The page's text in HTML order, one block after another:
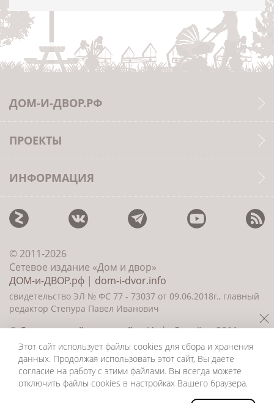
ДОМ-И-ДВОР.РФ
ПРОЕКТЫ
ИНФОРМАЦИЯ
© 2011-2026
Сетевое издание «Дом и двор»
ДОМ-и-ДВОР.рф | dom-i-dvor.info
свидетельство ЭЛ № ФС 77 - 73037 от 09.06.2018г., главный
редактор Степура Павел Иванович
©Создание сайта и дизайн«ИнфоДизайн» 2011—
2026
Этот сайт использует файлы cookies для сбора и хранения
данных. Продолжая использовать этот сайт, Вы даете
согласие на работу с этими файлами. Вы всегда можете
отключить файлы cookies в настройках Вашего браузера.